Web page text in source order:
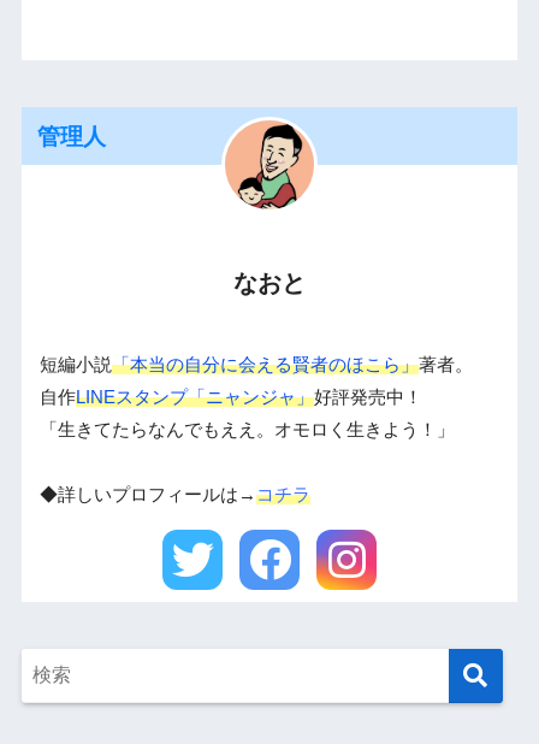
管理人
なおと
短編小説「本当の自分に会える賢者のほこら」著者。
自作LINEスタンプ「ニャンジャ」好評発売中！
「生きてたらなんでもええ。オモロく生きよう！」
◆詳しいプロフィールは→コチラ